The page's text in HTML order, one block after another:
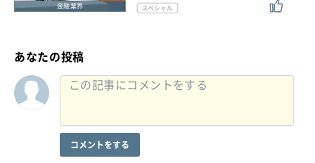
金融業界
あなたの投稿
コメントをする